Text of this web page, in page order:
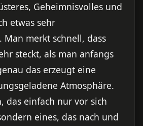
Geheimnisvolles und
etwas sehr
Man merkt schnell, dass
steckt, als man anfangs
das erzeugt eine
Atmosphäre.
das einfach nur vor sich
eines, das nach und